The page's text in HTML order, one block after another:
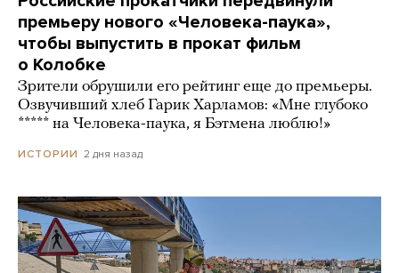
премьеру нового «Человека-паука»,
чтобы выпустить в прокат фильм
о Колобке
Зрители обрушили его рейтинг еще до премьеры.
Озвучивший хлеб Гарик Харламов: «Мне глубоко
***** на Человека-паука, я Бэтмена люблю!»
ИСТОРИИ 2 дня назад